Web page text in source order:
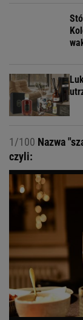
1/100 Nazwa
czyli: